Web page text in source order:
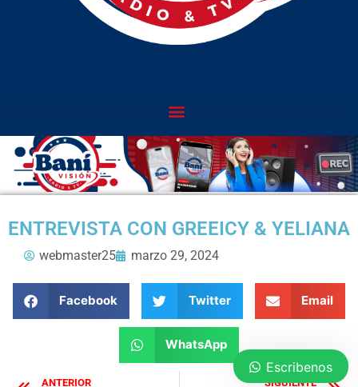
ENTREVISTA CON GREEICY & YELIANA
webmaster25 marzo 29, 2024
Facebook Twitter Email
WhatsApp
ANTERIOR SIGUIENTE
Escribenos